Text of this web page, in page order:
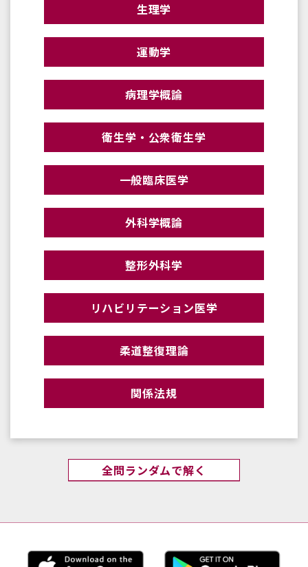
生理学
運動学
病理学概論
衛生学・公衆衛生学
一般臨床医学
外科学概論
整形外科学
リハビリテーション医学
柔道整復理論
関係法規
全問ランダムで解く